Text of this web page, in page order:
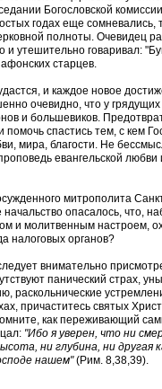
Богословской
годах еще
полноты. Очевидец
утешительно говаривал:
старцев.
и каждое новое
очевидно, что у
и большевиков.
помочь спастись тем, с кем
мира, благости. Не
евангельской
митрополита
опасалось, что,
и молитвенным настроем,
налоговых органов?
внимательно
панический страх,
раскольнические
причаститесь святых
как переживающий
"Ибо я уверен, что ни
ни глубина, ни
нашем"(Рим. 8,38,39).